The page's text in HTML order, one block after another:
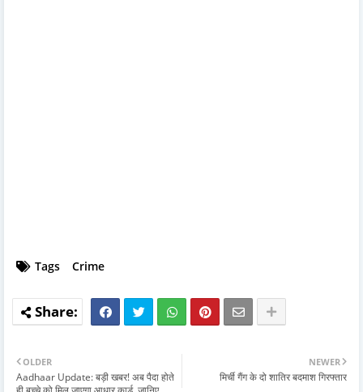
Tags Crime
NEWER
मिर्ची गैंग के दो शातिर बदमाश गिरफ्तार
OLDER
Aadhaar Update: बड़ी खबर! अब पैदा होते